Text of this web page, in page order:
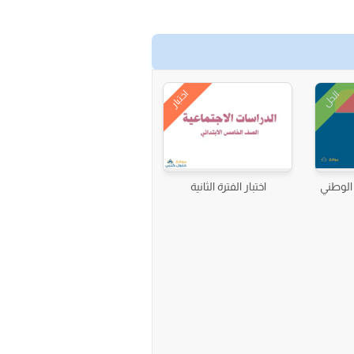
الحل
الوطني
اختبار
اختبار الفترة الثانية